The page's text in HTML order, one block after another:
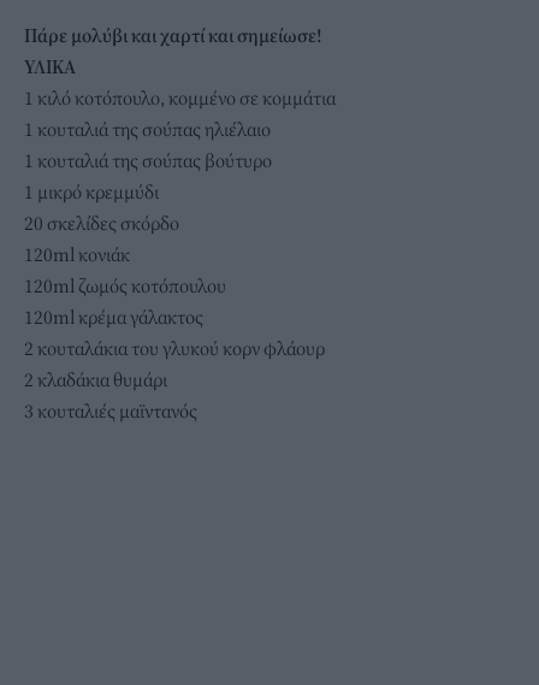
Πάρε μολύβι και χαρτί και σημείωσε!
ΥΛΙΚΑ
1 κιλό κοτόπουλο, κομμένο σε κομμάτια
1 κουταλιά της σούπας ηλιέλαιο
1 κουταλιά της σούπας βούτυρο
1 μικρό κρεμμύδι
20 σκελίδες σκόρδο
120ml κονιάκ
120ml ζωμός κοτόπουλου
120ml κρέμα γάλακτος
2 κουταλάκια του γλυκού κορν φλάουρ
2 κλαδάκια θυμάρι
3 κουταλιές μαϊντανός